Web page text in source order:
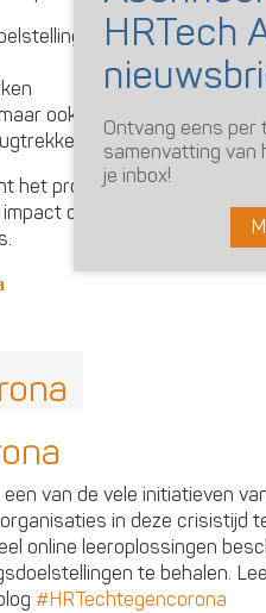
die waarschijnlijk
ook op de meest
het programma van een
coaching sessie, met
van de vele initiatieven
in deze crisistijd
online leeroplossingen
te behalen.
#HRTechtegencorona
Ontvang eens per
samenvatting van
je inbox!